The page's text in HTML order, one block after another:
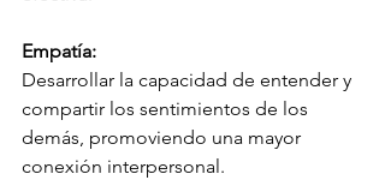
Empatía:
Desarrollar la capacidad de entender y
compartir los sentimientos de los
demás, promoviendo una mayor
conexión interpersonal.